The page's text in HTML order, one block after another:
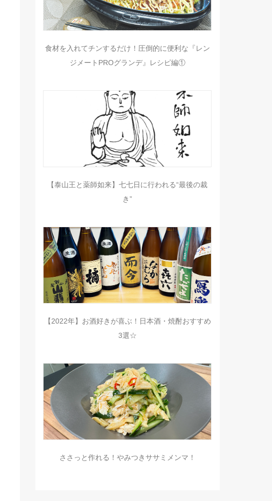
食材を入れてチンするだけ！圧倒的に便利な『レン
ジメートPROグランデ』レシピ編①
【泰山王と薬師如来】七七日に行われる“最後の裁
き”
【2022年】お酒好きが喜ぶ！日本酒・焼酎おすすめ
3選☆
ささっと作れる！やみつきササミメンマ！